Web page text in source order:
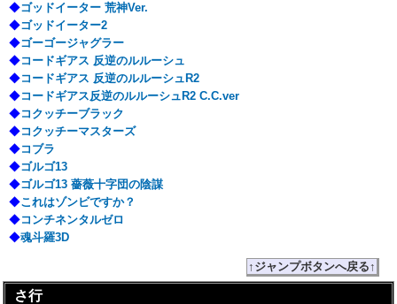
◆ゴッドイーター 荒神Ver.
◆ゴッドイーター2
◆ゴーゴージャグラー
◆コードギアス 反逆のルルーシュ
◆コードギアス 反逆のルルーシュR2
◆コードギアス反逆のルルーシュR2 C.C.ver
◆コクッチーブラック
◆コクッチーマスターズ
◆コブラ
◆ゴルゴ13
◆ゴルゴ13 薔薇十字団の陰謀
◆これはゾンビですか？
◆コンチネンタルゼロ
◆魂斗羅3D
↑ジャンプボタンへ戻る↑
さ行